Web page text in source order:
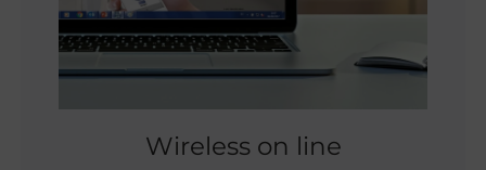
Wireless on line